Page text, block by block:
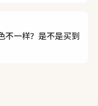
不一样？是不是买到